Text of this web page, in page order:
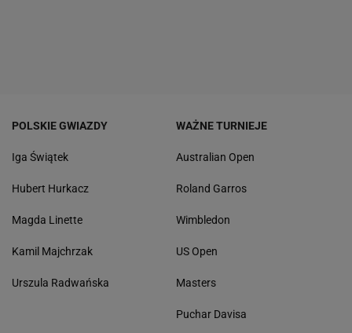
POLSKIE GWIAZDY
Iga Świątek
Hubert Hurkacz
Magda Linette
Kamil Majchrzak
Urszula Radwańska
WAŻNE TURNIEJE
Australian Open
Roland Garros
Wimbledon
US Open
Masters
Puchar Davisa